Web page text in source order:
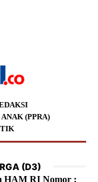
(PPRA)
(D3)
HAM RI Nomor :